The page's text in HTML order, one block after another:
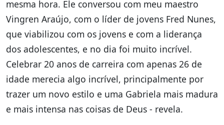
mesma hora. Ele conversou com meu maestro
Vingren Araújo, com o líder de jovens Fred Nunes,
que viabilizou com os jovens e com a liderança
dos adolescentes, e no dia foi muito incrível.
Celebrar 20 anos de carreira com apenas 26 de
idade merecia algo incrível, principalmente por
trazer um novo estilo e uma Gabriela mais madura
e mais intensa nas coisas de Deus - revela.